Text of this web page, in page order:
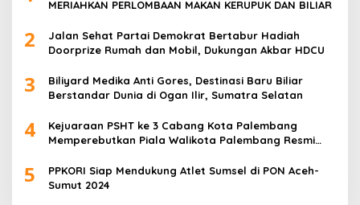
MERIAHKAN PERLOMBAAN MAKAN KERUPUK DAN BILIAR
2
Jalan Sehat Partai Demokrat Bertabur Hadiah
Doorprize Rumah dan Mobil, Dukungan Akbar HDCU
3
Biliyard Medika Anti Gores, Destinasi Baru Biliar
Berstandar Dunia di Ogan Ilir, Sumatra Selatan
4
Kejuaraan PSHT ke 3 Cabang Kota Palembang
Memperebutkan Piala Walikota Palembang Resmi
5
PPKORI Siap Mendukung Atlet Sumsel di PON Aceh-
Sumut 2024